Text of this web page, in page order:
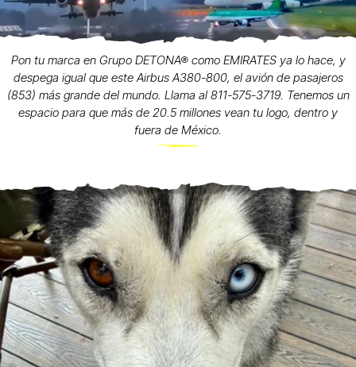
Pon tu marca en Grupo DETONA® como EMIRATES ya lo hace, y
despega igual que este Airbus A380-800, el avión de pasajeros
(853) más grande del mundo. Llama al 811-575-3719. Tenemos un
espacio para que más de 20.5 millones vean tu logo, dentro y
fuera de México.